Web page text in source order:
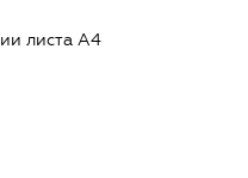
листа А4